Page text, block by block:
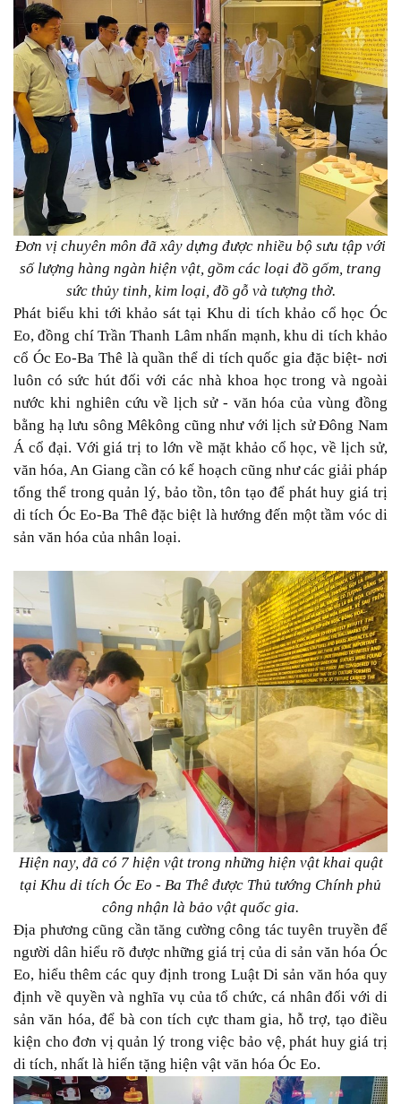
Đơn vị chuyên môn đã xây dựng được nhiều bộ sưu tập với
số lượng hàng ngàn hiện vật, gồm các loại đồ gốm, trang
sức thủy tinh, kim loại, đồ gỗ và tượng thờ.
Phát biểu khi tới khảo sát tại Khu di tích khảo cổ học Óc
Eo, đồng chí Trần Thanh Lâm nhấn mạnh, khu di tích khảo
cổ Óc Eo-Ba Thê là quần thể di tích quốc gia đặc biệt- nơi
luôn có sức hút đối với các nhà khoa học trong và ngoài
nước khi nghiên cứu về lịch sử - văn hóa của vùng đồng
bằng hạ lưu sông Mêkông cũng như với lịch sử Đông Nam
Á cổ đại. Với giá trị to lớn về mặt khảo cổ học, về lịch sử,
văn hóa, An Giang cần có kế hoạch cũng như các giải pháp
tổng thể trong quản lý, bảo tồn, tôn tạo để phát huy giá trị
di tích Óc Eo-Ba Thê đặc biệt là hướng đến một tầm vóc di
sản văn hóa của nhân loại.
Hiện nay, đã có 7 hiện vật trong những hiện vật khai quật
tại Khu di tích Óc Eo - Ba Thê được Thủ tướng Chính phủ
công nhận là bảo vật quốc gia.
Địa phương cũng cần tăng cường công tác tuyên truyền để
người dân hiểu rõ được những giá trị của di sản văn hóa Óc
Eo, hiểu thêm các quy định trong Luật Di sản văn hóa quy
định về quyền và nghĩa vụ của tổ chức, cá nhân đối với di
sản văn hóa, để bà con tích cực tham gia, hỗ trợ, tạo điều
kiện cho đơn vị quản lý trong việc bảo vệ, phát huy giá trị
di tích, nhất là hiến tặng hiện vật văn hóa Óc Eo.